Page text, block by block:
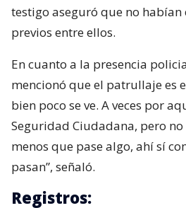
testigo aseguró que no
previos entre ellos.
En cuanto a la presencia
mencionó que el patrullaje es
bien poco se ve. A veces por
Seguridad Ciudadana, pero no
menos que pase algo, ahí sí
pasan”, señaló.
Registros: